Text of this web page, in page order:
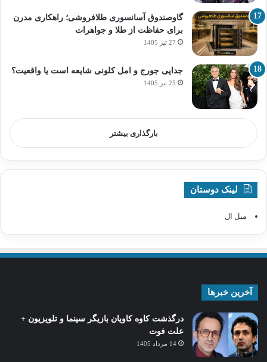
گاوصندوق آسانسوری طلافروشی؛ راهکاری مدرن
برای حفاظت از طلا و جواهرات
27 تیر 1405
جدایی جورج و امل کلونی شایعه است یا واقعیت؟
25 تیر 1405
بارگذاری بیشتر
لینک دوستان
مبل ال
آخرین خبرها
درگذشت کاوه کاویان بازیگر سینما و تلویزیون +
علت فوت
14 مرداد 1405